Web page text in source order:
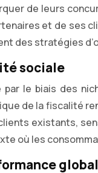
de leurs
et de ses
des stratégies
sociale
par le biais des
de la fiscalité
existants,
où les